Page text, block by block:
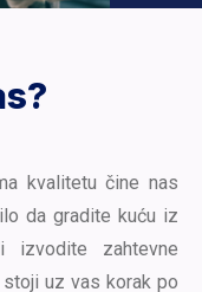
kvalitetu čine nas
da gradite kuću iz
izvodite zahtevne
uz vas korak po